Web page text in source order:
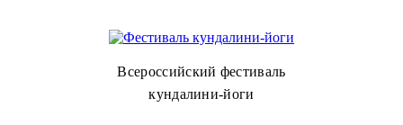
Всероссийский фестиваль
кундалини-йоги